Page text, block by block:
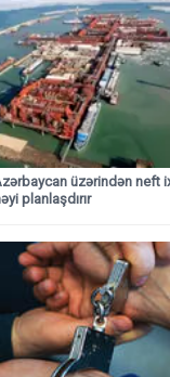
üzərindən neft
planlaşdırır